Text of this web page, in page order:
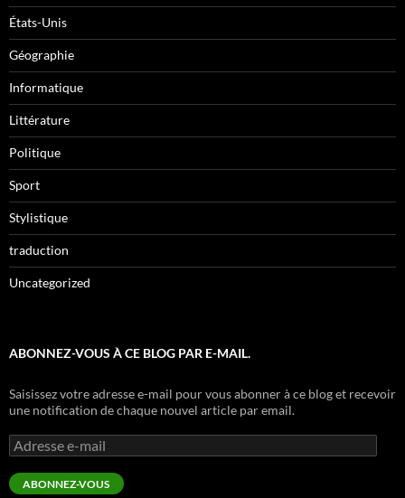
États-Unis
Géographie
Informatique
Littérature
Politique
Sport
Stylistique
traduction
Uncategorized
ABONNEZ-VOUS À CE BLOG PAR E-MAIL.
Saisissez votre adresse e-mail pour vous abonner à ce blog et recevoir
une notification de chaque nouvel article par email.
Adresse
e-
mail
ABONNEZ-VOUS